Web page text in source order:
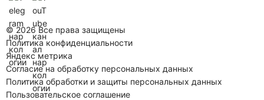
© 2026 Все права защищены
Политика конфиденциальности
Яндекс метрика
Согласие на обработку персональных данных
Политика обработки и защиты персональных данных
Пользовательское соглашение